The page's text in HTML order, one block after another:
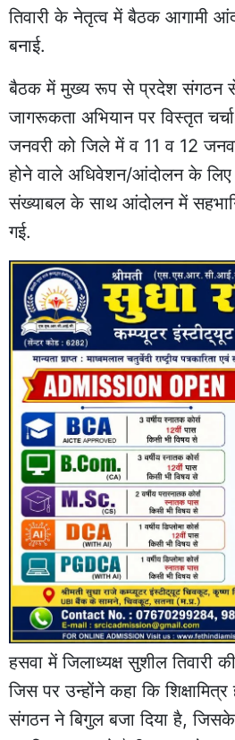
तिवारी के नेतृत्व में बैठक आगामी
बनाई.
बैठक में मुख्य रूप से प्रदेश संगठन से
जागरूकता अभियान पर विस्तृत
जनवरी को जिले में व 11 व 12
होने वाले अधिवेशन/आंदोलन के
संख्याबल के साथ आंदोलन में
गई.
हसवा में जिलाध्यक्ष सुशील तिवारी
जिस पर उन्होंने कहा कि
संगठन ने बिगुल बजा दिया है, जिसके